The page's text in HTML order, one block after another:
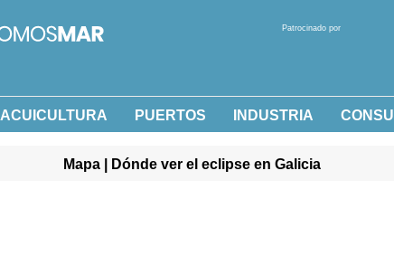
Patrocinado por
ACUICULTURA PUERTOS INDUSTRIA
Mapa | Dónde ver el eclipse en Galicia